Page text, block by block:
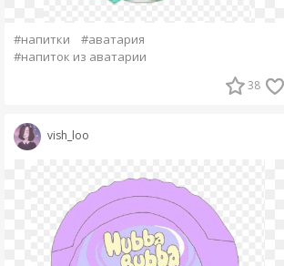
#напитки
#аватария
#напиток из аватарии
38
vish_loo